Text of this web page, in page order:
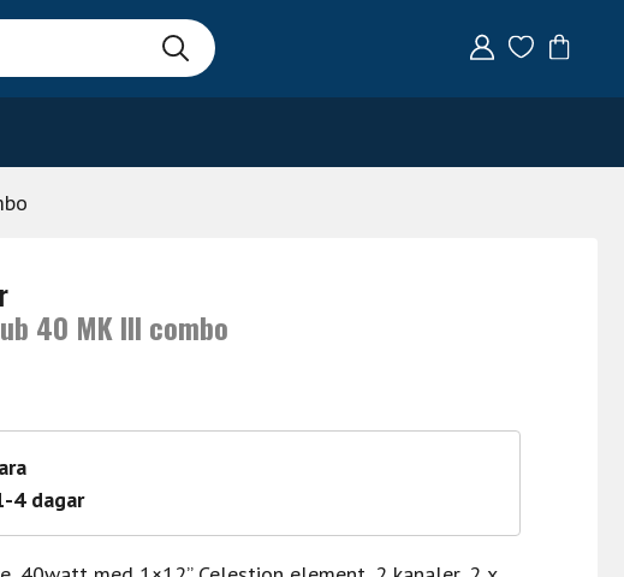
40 MK III combo
4 dagar